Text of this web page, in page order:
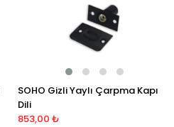
SOHO Gizli Yaylı Çarpma Kapı
Dili
853,00 ₺